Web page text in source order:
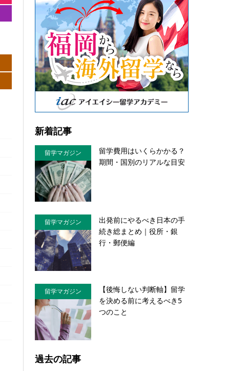
新着記事
留学マガジン
留学費用はいくらかかる？
期間・国別のリアルな目安
留学マガジン
出発前にやるべき日本の手
続き総まとめ｜役所・銀
行・郵便編
留学マガジン
【後悔しない判断軸】留学
を決める前に考えるべき5
つのこと
過去の記事